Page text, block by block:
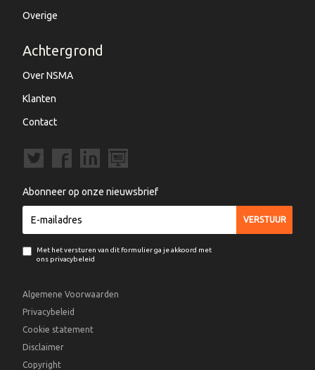
Overige
Achtergrond
Over NSMA
Klanten
Contact
Abonneer op onze nieuwsbrief
Met het versturen van dit formulier ga je akkoord met
ons privacybeleid
Algemene Voorwaarden
Privacybeleid
Cookie statement
Disclaimer
Copyright